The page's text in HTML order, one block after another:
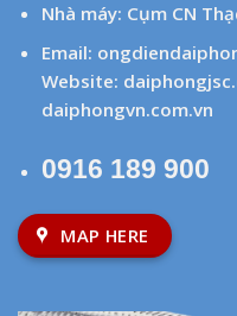
Nhà máy: Cụm CN
Email:
Website:
daiphongvn.com.vn
0916 189 900
MAP HERE